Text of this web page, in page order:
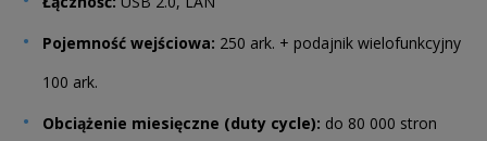
Pojemność wejściowa: 250 ark. + podajnik wielofunkcyjny
100 ark.
Obciążenie miesięczne (duty cycle): do 80 000 stron